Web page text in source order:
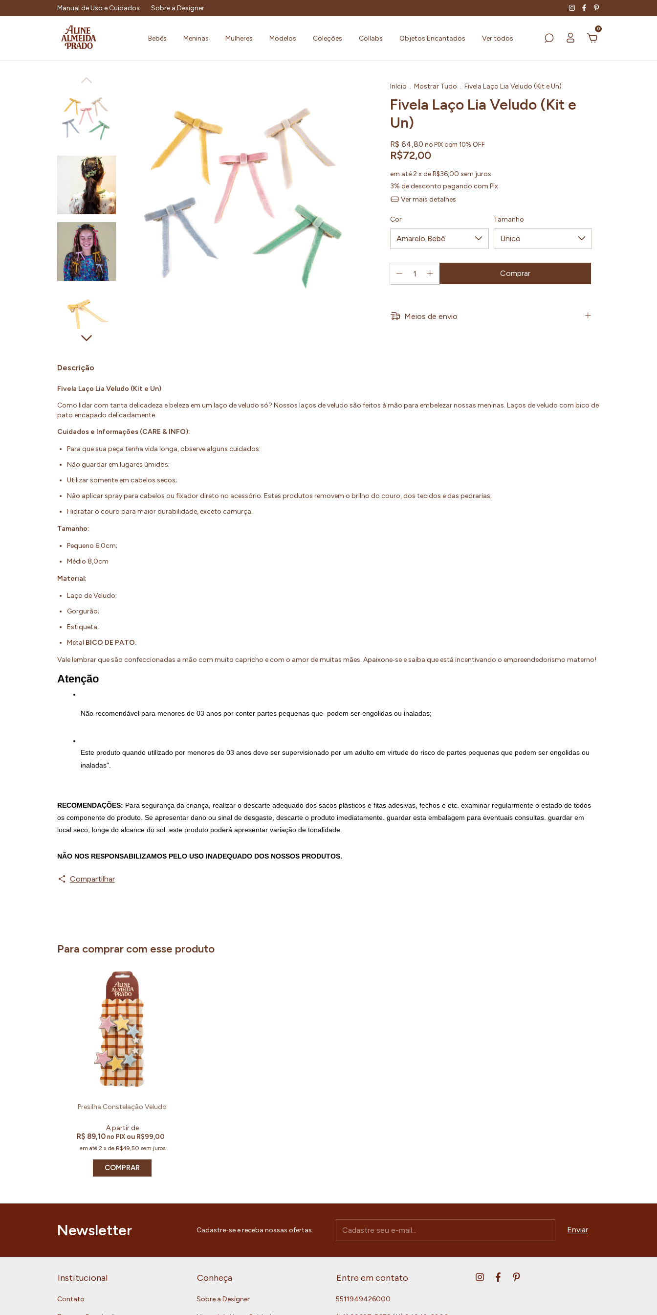
Manual de Uso e Cuidados Sobre a Designer
Bebês Meninas Mulheres Modelos Coleções Collabs Objetos Encantados Ver todos
0
Início . Mostrar Tudo . Fivela Laço Lia Veludo (Kit e Un)
Fivela Laço Lia Veludo (Kit e
Un)
R$ 64,80 no PIX com 10% OFF
R$72,00
em até2 x deR$36,00 sem juros
3% de desconto pagando com Pix
Ver mais detalhes
Cor Tamanho
Meios de envio
Descrição
Fivela Laço Lia Veludo (Kit e Un)
Como lidar com tanta delicadeza e beleza em um laço de veludo só? Nossos laços de veludo são feitos à mão para embelezar nossas meninas. Laços de veludo com bico de
pato encapado delicadamente.
Cuidados e Informações (CARE & INFO):
Para que sua peça tenha vida longa, observe alguns cuidados:
Não guardar em lugares úmidos;
Utilizar somente em cabelos secos;
Não aplicar spray para cabelos ou fixador direto no acessório. Estes produtos removem o brilho do couro, dos tecidos e das pedrarias;
Hidratar o couro para maior durabilidade, exceto camurça.
Tamanho:
Pequeno 6,0cm;
Médio 8,0cm
Material:
Laço de Veludo;
Gorgurão;
Estiqueta;
Metal BICO DE PATO.
Vale lembrar que são confeccionadas a mão com muito capricho e com o amor de muitas mães. Apaixone‐se e saiba que está incentivando o empreendedorismo materno!
Atenção
Não recomendável para menores de 03 anos por conter partes pequenas que  podem ser engolidas ou inaladas;
Este produto quando utilizado por menores de 03 anos deve ser supervisionado por um adulto em virtude do risco de partes pequenas que podem ser engolidas ou
inaladas".
RECOMENDAÇÕES: Para segurança da criança, realizar o descarte adequado dos sacos plásticos e fitas adesivas, fechos e etc. examinar regularmente o estado de todos
os componente do produto. Se apresentar dano ou sinal de desgaste, descarte o produto imediatamente. guardar esta embalagem para eventuais consultas. guardar em
local seco, longe do alcance do sol. este produto poderá apresentar variação de tonalidade.
NÃO NOS RESPONSABILIZAMOS PELO USO INADEQUADO DOS NOSSOS PRODUTOS.
Compartilhar
Para comprar com esse produto
Presilha Constelação Veludo
R$ 89,10no PIX ou R$99,00
em até 2 x de R$49,50 sem juros
COMPRAR
Newsletter Cadastre-se e receba nossas ofertas.
Institucional
Contato
Conheça
Sobre a Designer
Entre em contato
5511949426000